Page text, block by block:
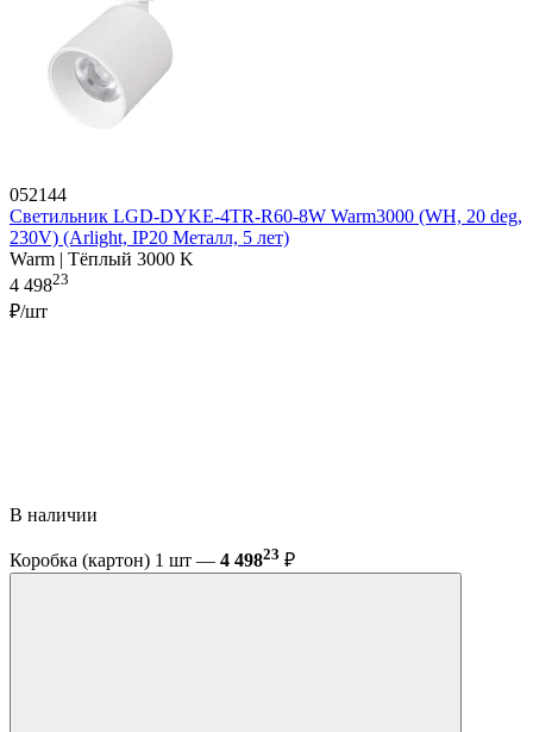
052144
Светильник LGD-DYKE-4TR-R60-8W Warm3000 (WH, 20 deg,
230V) (Arlight, IP20 Металл, 5 лет)
Warm | Тёплый 3000 K
4 49823
₽/шт
В наличии
Коробка (картон) 1 шт — 4 49823 ₽